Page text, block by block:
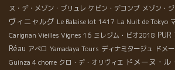
ヌ・デ・メゾン・ブリュレ ケビン・デコンブ メゾン・
ヴィニャルグ Le Balaise lot 1417 La Nuit de Tokyo
Carignan Vieilles Vignes 16 ミレジム・ビオ2018 PUR
Réau アぺロ Yamadaya Tours ディナミタージュ ドメ
Guinza 4 chome クロ・デ・オリヴィエ ドメーヌ・ル